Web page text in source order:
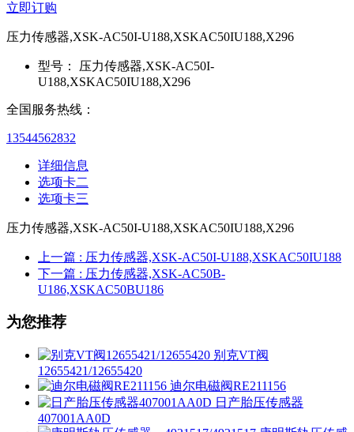
立即订购
压力传感器,XSK-AC50I-U188,XSKAC50IU188,X296
型号：
压力传感器,XSK-AC50I-
U188,XSKAC50IU188,X296
全国服务热线：
13544562832
详细信息
选项卡二
选项卡三
压力传感器,XSK-AC50I-U188,XSKAC50IU188,X296
上一篇 : 压力传感器,XSK-AC50I-U188,XSKAC50IU188
下一篇 : 压力传感器,XSK-AC50B-
U186,XSKAC50BU186
为您推荐
别克VT阀
12655421/12655420
迪尔电磁阀RE211156
日产胎压传感器
407001AA0D